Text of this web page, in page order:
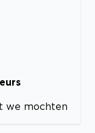
we mochten